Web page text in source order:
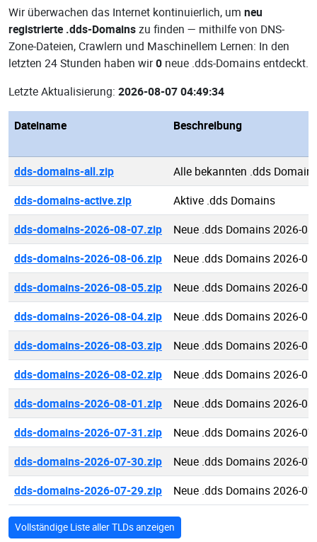
Wir überwachen das Internet kontinuierlich, um neu
registrierte .dds-Domainszu finden — mithilfe von DNS-
Zone-Dateien, Crawlern und Maschinellem Lernen: In den
letzten 24 Stunden haben wir0 neue .dds-Domains entdeckt.
Letzte Aktualisierung: 2026-08-07 04:49:34
Dateiname Beschreibung
dds-domains-all.zip
Alle bekannten .dds
dds-domains-active.zip
Aktive .dds Domains
dds-domains-2026-08-07.zip
Neue .dds Domains 2026-
dds-domains-2026-08-06.zip
Neue .dds Domains 2026-
dds-domains-2026-08-05.zip
Neue .dds Domains 2026-
dds-domains-2026-08-04.zip
Neue .dds Domains 2026-
dds-domains-2026-08-03.zip
Neue .dds Domains 2026-
dds-domains-2026-08-02.zip
Neue .dds Domains 2026-
dds-domains-2026-08-01.zip
Neue .dds Domains 2026-
dds-domains-2026-07-31.zip
Neue .dds Domains 2026-
dds-domains-2026-07-30.zip
Neue .dds Domains 2026-
dds-domains-2026-07-29.zip
Neue .dds Domains 2026-
Vollständige Liste aller TLDs anzeigen